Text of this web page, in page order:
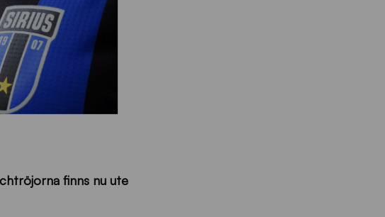
finns nu ute